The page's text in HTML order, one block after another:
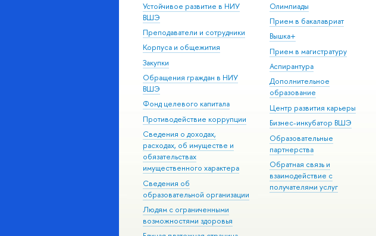
Устойчивое развитие в НИУ
ВШЭ
Преподаватели и сотрудники
Корпуса и общежития
Закупки
Обращения граждан в НИУ
ВШЭ
Фонд целевого капитала
Противодействие коррупции
Сведения о доходах,
расходах, об имуществе и
обязательствах
имущественного характера
Сведения об
образовательной организации
Людям с ограниченными
возможностями здоровья
Олимпиады
Прием в бакалавриат
Вышка+
Прием в магистратуру
Аспирантура
Дополнительное
образование
Центр развития карьеры
Бизнес-инкубатор ВШЭ
Образовательные
партнерства
Обратная связь и
взаимодействие с
получателями услуг